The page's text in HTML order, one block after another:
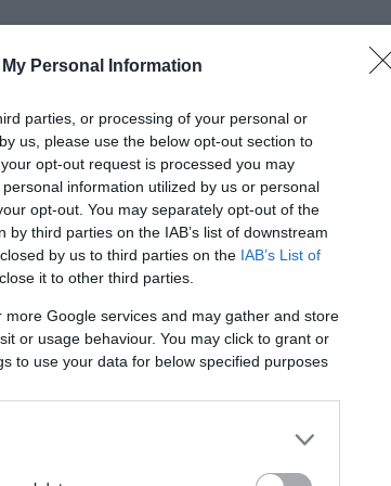
Personal Information
parties, or processing of your personal or
us, please use the below opt-out section to
opt-out request is processed you may
information utilized by us or personal
opt-out. You may separately opt-out of the
third parties on the IAB’s list of downstream
by us to third parties on the IAB’s List of
it to other third parties.
Google services and may gather and store
or usage behaviour. You may click to grant or
to use your data for below specified purposes
és a karjaival